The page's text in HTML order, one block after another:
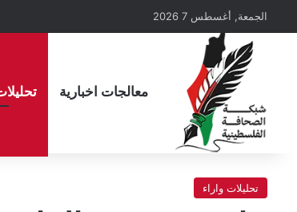
الجمعة, أغسطس 7 2026
معالجات اخبارية
تحليلات واراء